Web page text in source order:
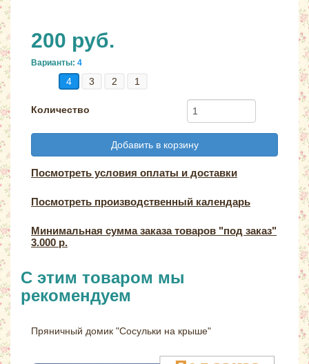
200 руб.
Варианты: 4
4 3 2 1
Количество
Добавить в корзину
Посмотреть условия оплаты и доставки
Посмотреть производственный календарь
Минимальная сумма заказа товаров "под заказ"
3.000 р.
С этим товаром мы
рекомендуем
Пряничный домик "Сосульки на крыше"